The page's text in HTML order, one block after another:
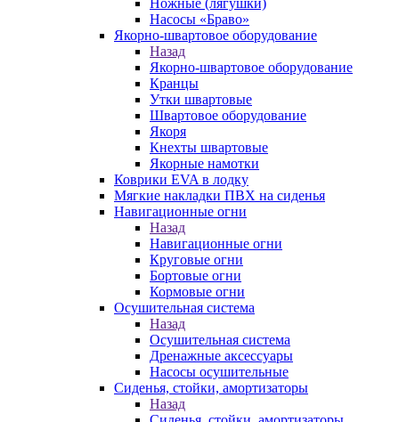
Ножные (лягушки)
Насосы «Браво»
Якорно-швартовое оборудование
Назад
Якорно-швартовое оборудование
Кранцы
Утки швартовые
Швартовое оборудование
Якоря
Кнехты швартовые
Якорные намотки
Коврики EVA в лодку
Мягкие накладки ПВХ на сиденья
Навигационные огни
Назад
Навигационные огни
Круговые огни
Бортовые огни
Кормовые огни
Осушительная система
Назад
Осушительная система
Дренажные аксессуары
Насосы осушительные
Сиденья, стойки, амортизаторы
Назад